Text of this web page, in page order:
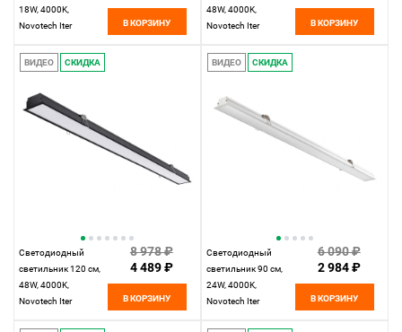
18W, 4000K,
Novotech Iter
В КОРЗИНУ
48W, 4000K,
Novotech Iter
В КОРЗИНУ
ВИДЕО СКИДКА
Светодиодный
светильник 120 см,
48W, 4000K,
Novotech Iter
8 978 ₽
4 489 ₽
В КОРЗИНУ
ВИДЕО СКИДКА
Светодиодный
светильник 90 см,
24W, 4000K,
Novotech Iter
6 090 ₽
2 984 ₽
В КОРЗИНУ